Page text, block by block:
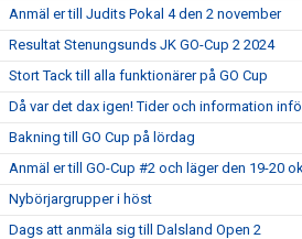
Anmäl er till Judits Pokal 4 den 2 november
Resultat Stenungsunds JK GO-Cup 2 2024
Stort Tack till alla funktionärer på GO Cup
Då var det dax igen! Tider och information
Bakning till GO Cup på lördag
Anmäl er till GO-Cup #2 och läger den 19-20
Nybörjargrupper i höst
Dags att anmäla sig till Dalsland Open 2